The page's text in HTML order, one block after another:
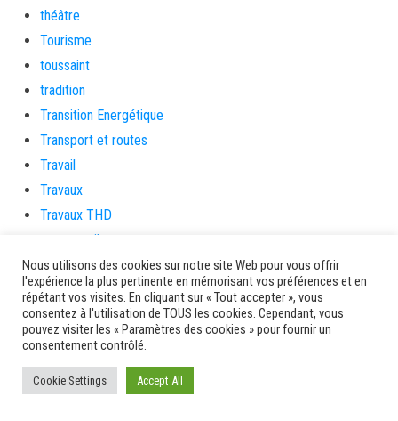
théâtre
Tourisme
toussaint
tradition
Transition Energétique
Transport et routes
Travail
Travaux
Travaux THD
travaux utiles
TSUNAMI
TZCLD
uncategorized
Venir en Martinique
Video
vidététladjéko
Nous utilisons des cookies sur notre site Web pour vous offrir
l'expérience la plus pertinente en mémorisant vos préférences et en
répétant vos visites. En cliquant sur « Tout accepter », vous
consentez à l'utilisation de TOUS les cookies. Cependant, vous
pouvez visiter les « Paramètres des cookies » pour fournir un
consentement contrôlé.
Cookie Settings Accept All